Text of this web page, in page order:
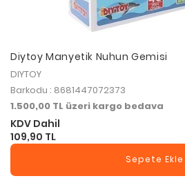
Diytoy Manyetik Nuhun Gemisi
DIYTOY
Barkodu : 8681447072373
1.500,00 TL üzeri kargo bedava
KDV Dahil
109,90 TL
Sepete Ekle